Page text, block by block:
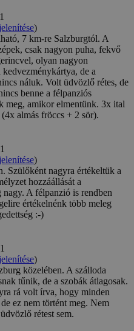
)
7 km-re Salzburgtól. A
csak nagyon puha, fekvő
olyan nagyon
de a
náluk. Volt üdvözlő rétes, de
benne a félpanziós
meg, amikor elmentünk. 3x ital
almás fröccs + 2 sör).
)
Szülőként nagyra értékeltük a
hozzáállását a
nagy. A félpanzió is rendben
értékelnénk több meleg
:-)
)
közelében. A szálloda
tűnik, de a szobák átlagosak.
rá volt írva, hogy minden
ez nem történt meg. Nem
rétest sem.